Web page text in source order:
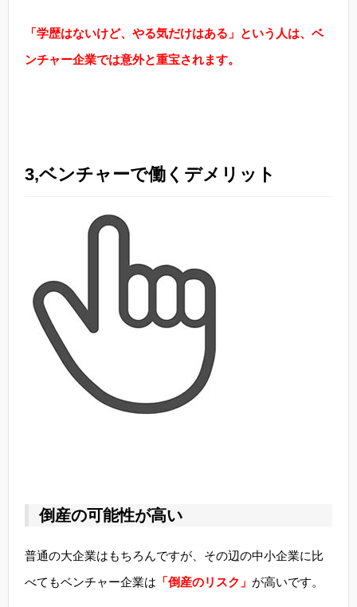
「学歴はないけど、やる気だけはある」という人は、ベ
ンチャー企業では意外と重宝されます。
3,ベンチャーで働くデメリット
倒産の可能性が高い
普通の大企業はもちろんですが、その辺の中小企業に比
べてもベンチャー企業は 「倒産のリスク」 が高いです。